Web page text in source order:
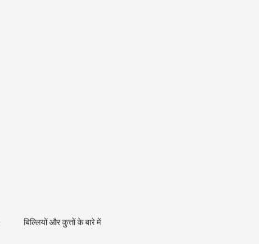
बिल्लियों और कुत्तों के बारे में